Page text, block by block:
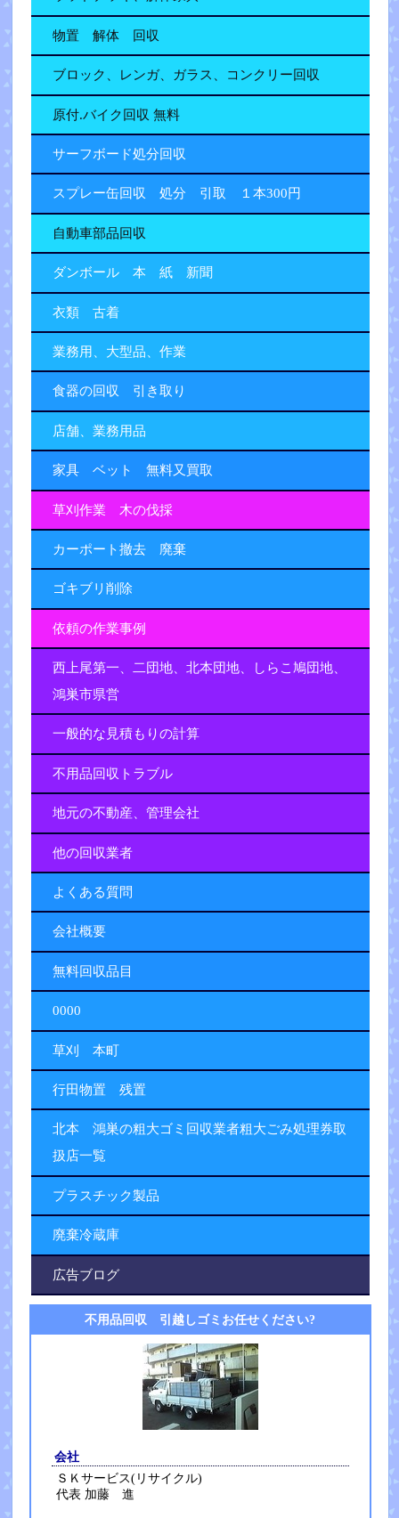
物置 解体 回収
ブロック、レンガ、ガラス、コンクリー回収
原付.バイク回収 無料
サーフボード処分回収
スプレー缶回収 処分 引取 １本300円
自動車部品回収
ダンボール 本 紙 新聞
衣類 古着
業務用、大型品、作業
食器の回収 引き取り
店舗、業務用品
家具 ベット 無料又買取
草刈作業 木の伐採
カーポート撤去 廃棄
ゴキブリ削除
依頼の作業事例
西上尾第一、二団地、北本団地、しらこ鳩団地、
鴻巣市県営
一般的な見積もりの計算
不用品回収トラブル
地元の不動産、管理会社
他の回収業者
よくある質問
会社概要
無料回収品目
0000
草刈 本町
行田物置 残置
北本 鴻巣の粗大ゴミ回収業者粗大ごみ処理券取
扱店一覧
プラスチック製品
廃棄冷蔵庫
広告ブログ
不用品回収 引越しゴミお任せください?
会社
ＳＫサービス(リサイクル)
代表 加藤 進